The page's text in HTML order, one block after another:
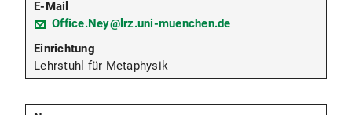
Office.Ney@lrz.uni-muenchen.de
Lehrstuhl für Metaphysik